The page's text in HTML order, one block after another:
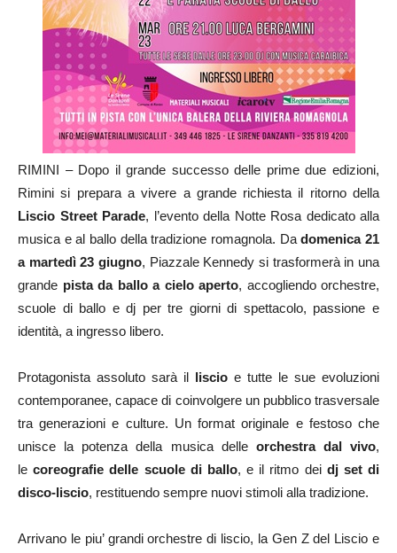
RIMINI – Dopo il grande successo delle prime due edizioni,
Rimini si prepara a vivere a grande richiesta il ritorno della
Liscio Street Parade, l’evento della Notte Rosa dedicato alla
musica e al ballo della tradizione romagnola. Dadomenica 21
a martedì 23 giugno, Piazzale Kennedy si trasformerà in una
grande pista da ballo a cielo aperto, accogliendo orchestre,
scuole di ballo e dj per tre giorni di spettacolo, passione e
identità, a ingresso libero.
Protagonista assoluto sarà il liscio e tutte le sue evoluzioni
contemporanee, capace di coinvolgere un pubblico trasversale
tra generazioni e culture. Un format originale e festoso che
unisce la potenza della musica delle orchestra dal vivo,
lecoreografie delle scuole di ballo, e il ritmo dei dj set di
disco-liscio, restituendo sempre nuovi stimoli alla tradizione.
Arrivano le piu’ grandi orchestre di liscio, la Gen Z del Liscio e